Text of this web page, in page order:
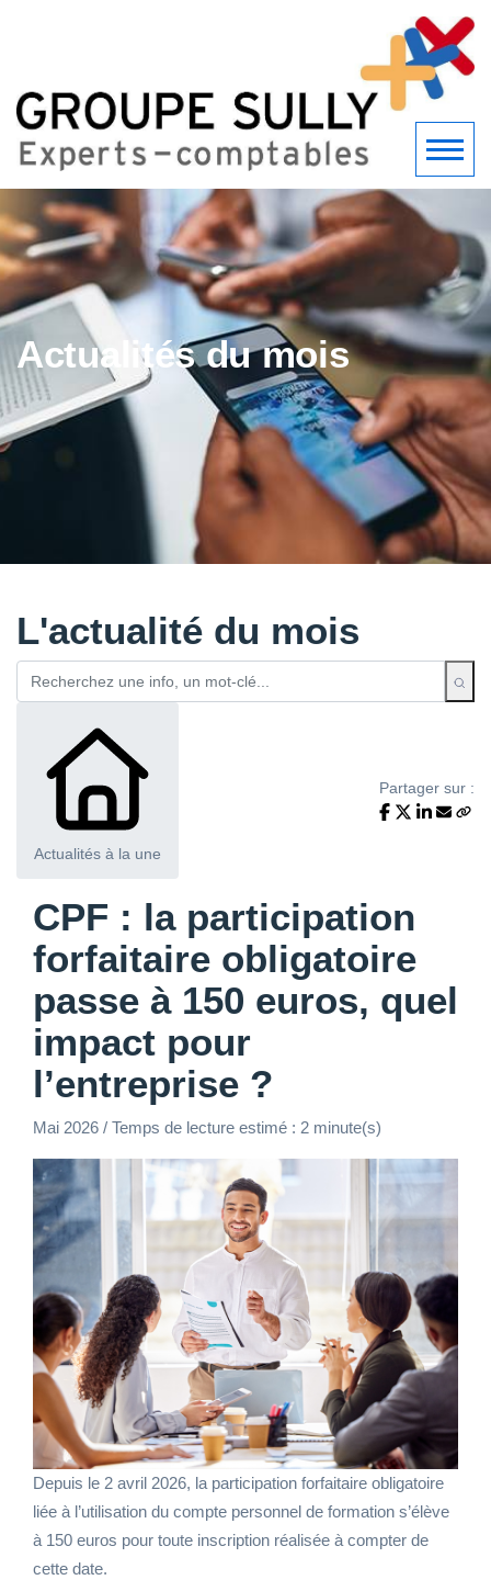
Actualités du mois
L'actualité du mois
Actualités à la une
Partager sur :
CPF : la participation
forfaitaire obligatoire
passe à 150 euros, quel
impact pour
l’entreprise ?
Mai 2026 / Temps de lecture estimé : 2 minute(s)
Depuis le 2 avril 2026, la participation forfaitaire obligatoire
liée à l’utilisation du compte personnel de formation s’élève
à 150 euros pour toute inscription réalisée à compter de
cette date.